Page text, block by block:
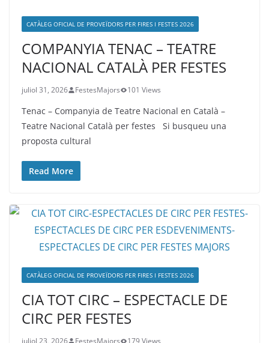
CATÀLEG OFICIAL DE PROVEÏDORS PER FIRES I FESTES 2026
COMPANYIA TENAC – TEATRE
NACIONAL CATALÀ PER FESTES
juliol 31, 2026 FestesMajors 101 Views
Tenac – Companyia de Teatre Nacional en Català –
Teatre Nacional Català per festes Si busqueu una
proposta cultural
Read More
CATÀLEG OFICIAL DE PROVEÏDORS PER FIRES I FESTES 2026
CIA TOT CIRC – ESPECTACLE DE
CIRC PER FESTES
juliol 23, 2026 FestesMajors 179 Views